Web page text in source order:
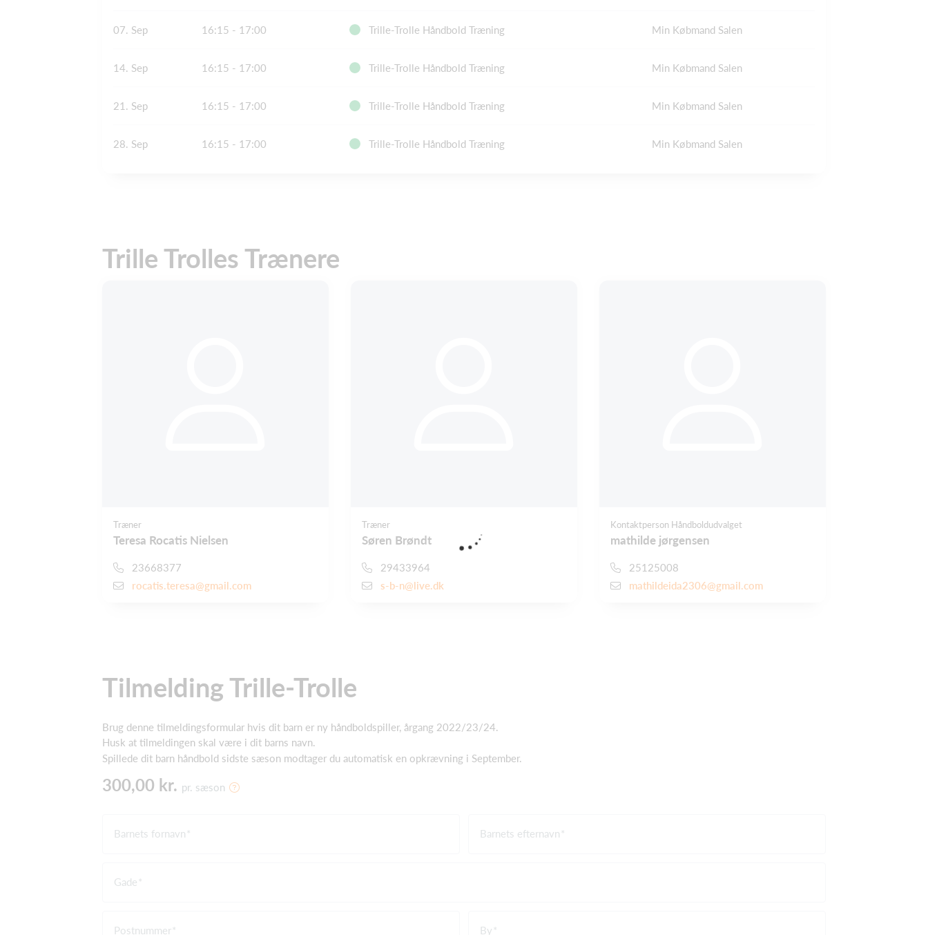
07. Sep 16:15 - 17:00 Trille-Trolle Håndbold Træning Min Købmand Salen
14. Sep 16:15 - 17:00 Trille-Trolle Håndbold Træning Min Købmand Salen
21. Sep 16:15 - 17:00 Trille-Trolle Håndbold Træning Min Købmand Salen
28. Sep 16:15 - 17:00 Trille-Trolle Håndbold Træning Min Købmand Salen
Trille Trolles Trænere
Træner
Teresa Rocatis Nielsen
23668377
rocatis.teresa@gmail.com
Træner
Søren Brøndt
29433964
s-b-n@live.dk
Kontaktperson Håndboldudvalget
mathilde jørgensen
25125008
mathildeida2306@gmail.com
Tilmelding Trille-Trolle
Brug denne tilmeldingsformular hvis dit barn er ny håndboldspiller, årgang 2022/23/24.
Husk at tilmeldingen skal være i dit barns navn.
Spillede dit barn håndbold sidste sæson modtager du automatisk en opkrævning i September.
300,00 kr. pr. sæson
Barnets fornavn Barnets efternavn
Gade
Postnummer By